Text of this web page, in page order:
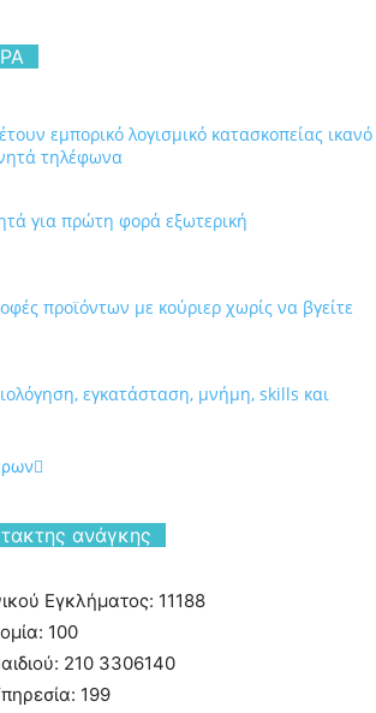
εμπορικό λογισμικό κατασκοπείας ικανό
τηλέφωνα
για πρώτη φορά εξωτερική
προϊόντων με κούριερ χωρίς να βγείτε
εγκατάσταση, μνήμη, skills και
ανάγκης
Εγκλήματος: 11188
100
210 3306140
199